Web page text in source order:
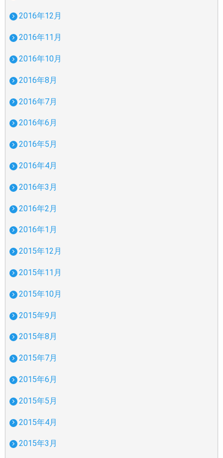
2016年12月
2016年11月
2016年10月
2016年8月
2016年7月
2016年6月
2016年5月
2016年4月
2016年3月
2016年2月
2016年1月
2015年12月
2015年11月
2015年10月
2015年9月
2015年8月
2015年7月
2015年6月
2015年5月
2015年4月
2015年3月